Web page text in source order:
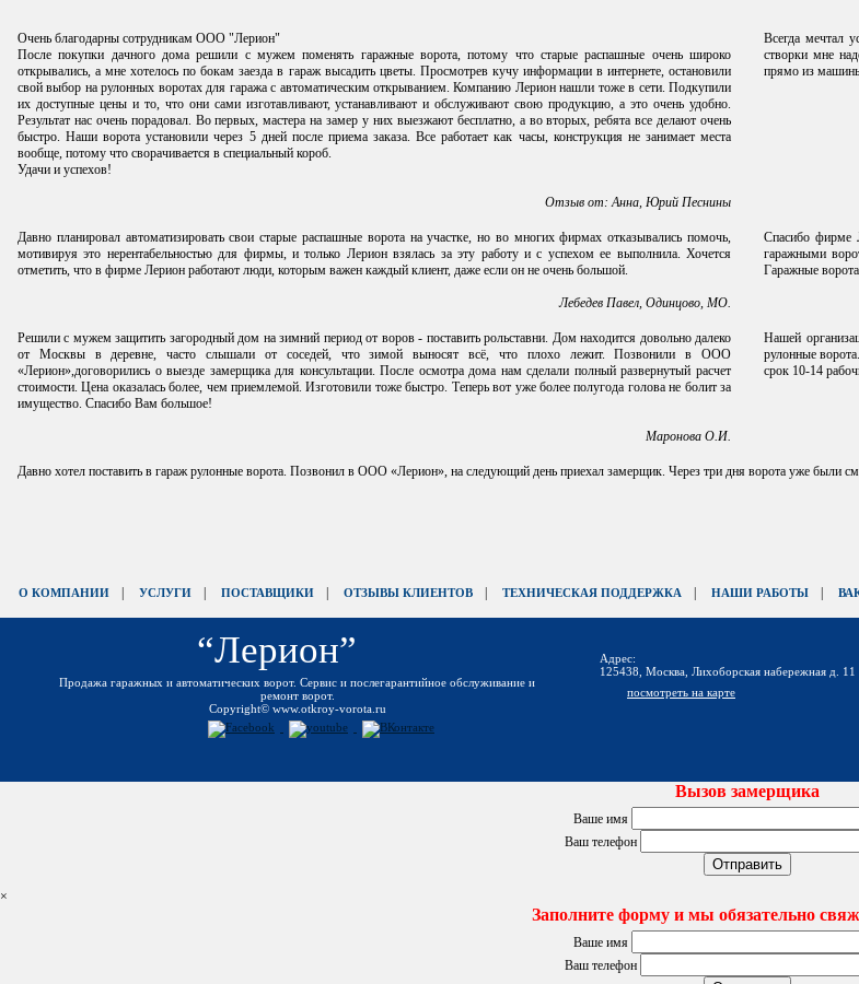
Очень благодарны сотрудникам ООО "Лерион"
После покупки дачного дома решили с мужем поменять гаражные ворота, потому что старые распашные очень широко
открывались, а мне хотелось по бокам заезда в гараж высадить цветы. Просмотрев кучу информации в интернете, остановили
свой выбор на рулонных воротах для гаража с автоматическим открыванием. Компанию Лерион нашли тоже в сети. Подкупили
их доступные цены и то, что они сами изготавливают, устанавливают и обслуживают свою продукцию, а это очень удобно.
Результат нас очень порадовал. Во первых, мастера на замер у них выезжают бесплатно, а во вторых, ребята все делают очень
быстро. Наши ворота установили через 5 дней после приема заказа. Все работает как часы, конструкция не занимает места
вообще, потому что сворачивается в специальный короб.
Удачи и успехов!
Отзыв от: Анна, Юрий Песнины
Всегда мечтал
створки мне
прямо из
Давно планировал автоматизировать свои старые распашные ворота на участке, но во многих фирмах отказывались помочь,
мотивируя это нерентабельностью для фирмы, и только Лерион взялась за эту работу и с успехом ее выполнила. Хочется
отметить, что в фирме Лерион работают люди, которым важен каждый клиент, даже если он не очень большой.
Лебедев Павел, Одинцово, МО.
Спасибо фирме
гаражными
Гаражные
Решили с мужем защитить загородный дом на зимний период от воров - поставить рольставни. Дом находится довольно далеко
от Москвы в деревне, часто слышали от соседей, что зимой выносят всё, что плохо лежит. Позвонили в ООО
«Лерион»,договорились о выезде замерщика для консультации. После осмотра дома нам сделали полный развернутый расчет
стоимости. Цена оказалась более, чем приемлемой. Изготовили тоже быстро. Теперь вот уже более полугода голова не болит за
имущество. Спасибо Вам большое!
Маронова О.И.
Нашей
рулонные
срок 10-14
Давно хотел поставить в гараж рулонные ворота. Позвонил в ООО «Лерион», на следующий день приехал замерщик. Через три дня ворота уже были
О КОМПАНИИ УСЛУГИ ПОСТАВЩИКИ ОТЗЫВЫ КЛИЕНТОВ ТЕХНИЧЕСКАЯ ПОДДЕРЖКА НАШИ РАБОТЫ
“Лерион”
Продажа гаражных и автоматических ворот. Сервис и послегарантийное обслуживание и
ремонт ворот.
Copyright© www.otkroy-vorota.ru
Адрес:
125438, Москва, Лихоборская набережная д. 11
посмотреть на карте
Вызов замерщика
Ваше имя
Ваш телефон
×
Заполните форму и мы обязательно
Ваше имя
Ваш телефон